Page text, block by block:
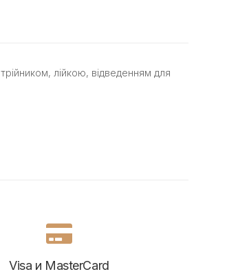
лійкою, відведенням для
Visa и MasterCard